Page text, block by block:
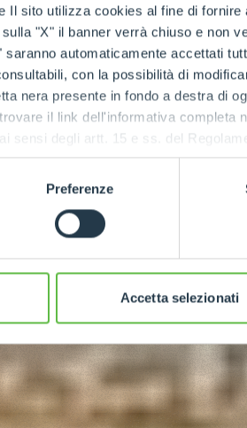
Il sito utilizza cookies al fine di
"X" il banner verrà chiuso e non
saranno automaticamente accettati
con la possibilità di
nera presente in fondo a destra di
il link dell'informativa completa
sensi degli artt. 15 e ss. del
Preferenze
Accetta selezionati